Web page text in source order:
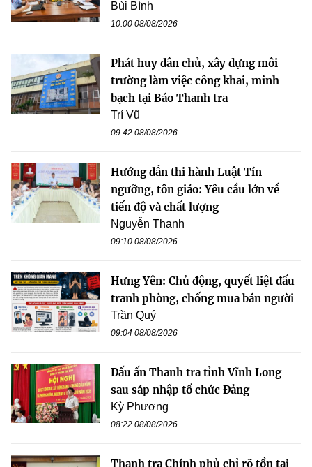
Bùi Bình
10:00 08/08/2026
Phát huy dân chủ, xây dựng môi
trường làm việc công khai, minh
bạch tại Báo Thanh tra
Trí Vũ
09:42 08/08/2026
Hướng dẫn thi hành Luật Tín
ngưỡng, tôn giáo: Yêu cầu lớn về
tiến độ và chất lượng
Nguyễn Thanh
09:10 08/08/2026
Hưng Yên: Chủ động, quyết liệt đấu
tranh phòng, chống mua bán người
Trần Quý
09:04 08/08/2026
Dấu ấn Thanh tra tỉnh Vĩnh Long
sau sáp nhập tổ chức Đảng
Kỳ Phương
08:22 08/08/2026
Thanh tra Chính phủ chỉ rõ tồn tại